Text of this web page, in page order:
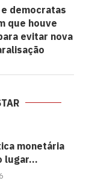
democratas
que houve
evitar nova
monetária
lugar...